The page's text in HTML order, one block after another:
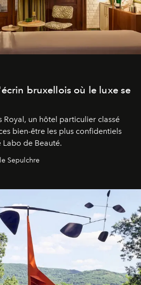
bruxellois où le luxe se
Royal, un hôtel particulier classé
bien-être les plus confidentiels
Labo de Beauté.
Sepulchre